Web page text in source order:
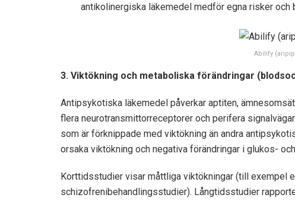
antikolinergiska läkemedel medför egna risker och
Abilify
3. Viktökning och metaboliska förändringar
Antipsykotiska läkemedel påverkar aptiten,
flera neurotransmittorreceptorer och perifera
som är förknippade med viktökning än andra
orsaka viktökning och negativa förändringar i glukos-
Korttidsstudier visar måttliga viktökningar (till exempel
schizofrenibehandlingsstudier). Långtidsstudier